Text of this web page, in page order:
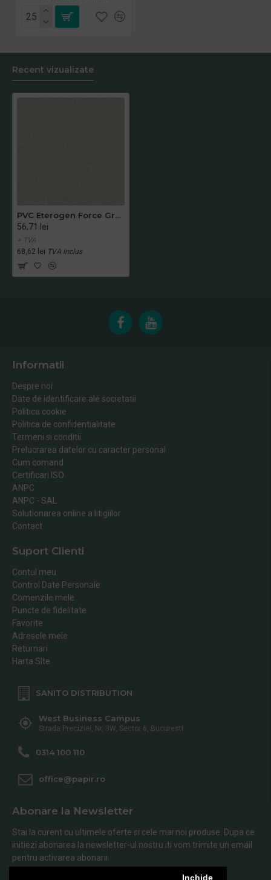
Inchide
Recent vizualizate
PVC Eterogen Force Gres 11
56,71 lei
+ TVA
68,62 lei TVA inclus
Informatii
Despre noi
Date de identificare ale societatii
Politica cookie
Politica de confidentialitate
Termeni si conditii
Prelucrarea datelor cu caracter personal
Cum comand
Certificari ISO
ANPC
ANPC - SAL
Solutionarea online a litigiilor
Contact
Suport Clienti
Contul meu
Control Date Personale
Comenzile mele
Puncte de fidelitate
Favorite
Adresele mele
Returnari
Harta SIte
SANITO DISTRIBUTION
West Business Campus
Strada Preciziei, Nr, 3W, Sector 6, Bucuresti
0314 100 110
office@papir.ro
Abonare la Newsletter
Stai la curent cu ultimele oferte si cele mai noi produse. Dupa ce
initiezi abonarea la newsletter-ul nostru iti vom trimite un email
pentru activarea abonarii.